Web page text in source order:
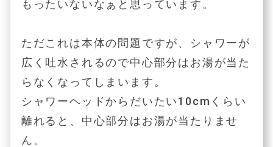
もったいないなぁと思っています。
ただこれは本体の問題ですが、シャワーが
広く吐水されるので中心部分はお湯が当た
らなくなってしまいます。
シャワーヘッドからだいたい10cmくらい
離れると、中心部分はお湯が当たりませ
ん。